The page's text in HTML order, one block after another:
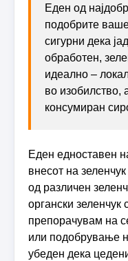
Еден од
подобрите
сигурни дека
обработен,
идеално –
во изобилство,
консумиран
Еден едноставен
внесот на
од различен
органски
препорачувам на
или подобрување
убеден дека